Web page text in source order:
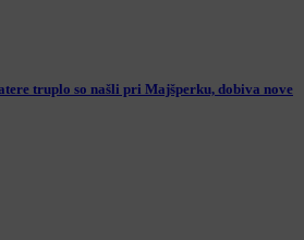
truplo so našli pri Majšperku, dobiva nove